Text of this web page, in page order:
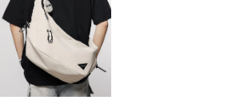
¥5,530 (税込)